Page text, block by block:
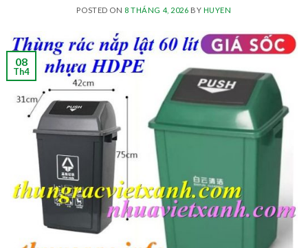
POSTED ON 8 THÁNG 4, 2026 BY HUYEN
08
Th4